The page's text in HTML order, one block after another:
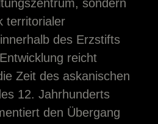
sondern
territorialer
des Erzstifts
reicht
Zeit des askanischen
12. Jahrhunderts
den Übergang